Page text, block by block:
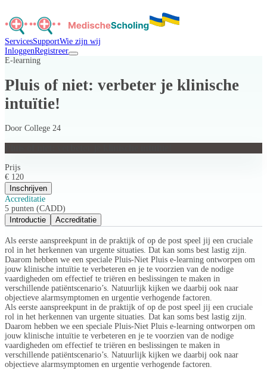
ServicesSupportWie zijn wij
InloggenRegistreer
E-learning
Pluis of niet: verbeter je klinische
intuïtie!
Door College 24
Prijs
€ 120
Inschrijven
Accreditatie
5 punten (CADD)
Introductie
Accreditatie
Als eerste aanspreekpunt in de praktijk of op de post speel jij een cruciale
rol in het herkennen van urgente situaties. Dat kan soms best lastig zijn.
Daarom hebben we een speciale Pluis-Niet Pluis e-learning ontworpen om
jouw klinische intuïtie te verbeteren en je te voorzien van de nodige
vaardigheden om effectief te triëren en beslissingen te maken in
verschillende patiëntscenario’s. Natuurlijk kijken we daarbij ook naar
objectieve alarmsymptomen en urgentie verhogende factoren.
Als eerste aanspreekpunt in de praktijk of op de post speel jij een cruciale
rol in het herkennen van urgente situaties. Dat kan soms best lastig zijn.
Daarom hebben we een speciale Pluis-Niet Pluis e-learning ontworpen om
jouw klinische intuïtie te verbeteren en je te voorzien van de nodige
vaardigheden om effectief te triëren en beslissingen te maken in
verschillende patiëntscenario’s. Natuurlijk kijken we daarbij ook naar
objectieve alarmsymptomen en urgentie verhogende factoren.